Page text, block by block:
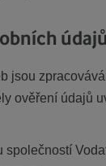
údajů
jsou
ověření údajů